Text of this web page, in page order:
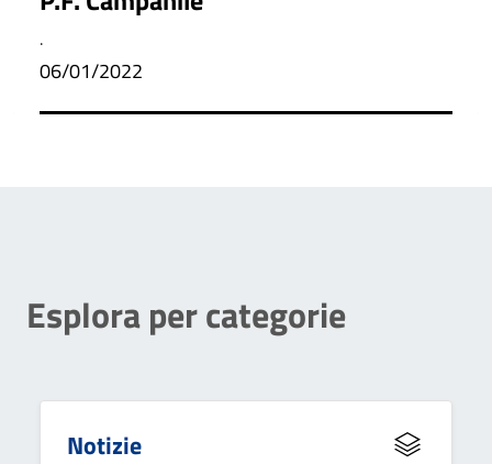
.
06/01/2022
Esplora per categorie
Notizie